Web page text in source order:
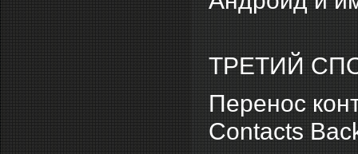
ТРЕТИЙ
Перенос
Contacts